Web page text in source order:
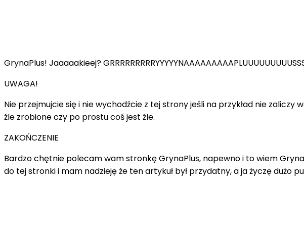
GrynaPlus! Jaaaaakieej?
UWAGA!
Nie przejmujcie się i nie wychodźcie z tej strony jeśli na przykład nie
źle zrobione czy po prostu coś jest źle.
ZAKOŃCZENIE
Bardzo chętnie polecam wam stronkę GrynaPlus, napewno i to wiem
do tej stronki i mam nadzieję że ten artykuł był przydatny, a ja życzę dużo